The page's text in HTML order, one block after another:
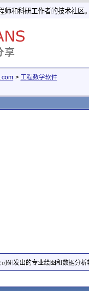
师和科研工作者的技术社区
> 工程数学软件
研发出的专业绘图和数据分析